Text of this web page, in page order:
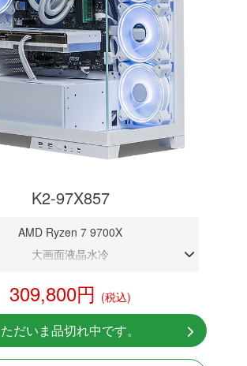
K2-97X857
AMD Ryzen 7 9700X
大画面液晶水冷
RTX 5070 12GB
NVMeSSD 1TB
Windows11 Home 64bit
309,800円 (税込)
ただいま品切れ中です。